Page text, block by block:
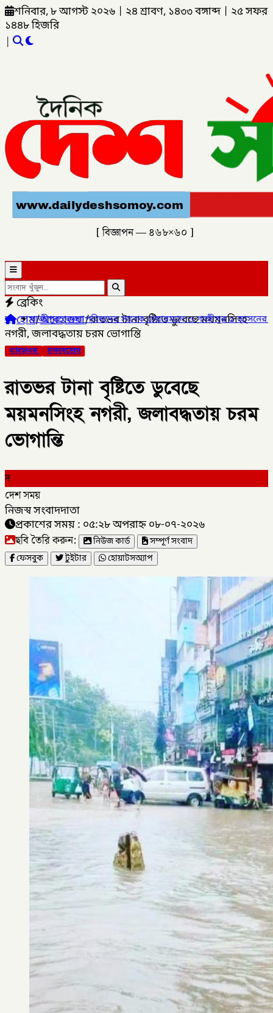
শনিবার, ৮ আগস্ট ২০২৬ ২৪ শ্রাবণ, ১৪৩৩ বঙ্গাব্দ
২৫ সফর
১৪৪৮ হিজরি
|
[ বিজ্ঞাপন — ৪৬৮×৬০ ]
ব্রেকিং
সাবেক চেয়ারম্যান ও গাজীপুর ৫ আসনের সাবেক সংসদ সদস্য
হোম/আবহাওয়া/রাতভর টানা বৃষ্টিতে ডুবেছে ময়মনসিংহ
নগরী, জলাবদ্ধতায় চরম ভোগান্তি
আবহাওয়া জনদূরভোগ
রাতভর টানা বৃষ্টিতে ডুবেছে
ময়মনসিংহ নগরী, জলাবদ্ধতায় চরম
ভোগান্তি
দ
দেশ সময়
নিজস্ব সংবাদদাতা
প্রকাশের সময় : ০৫:২৮ অপরাহ্ন ০৮-০৭-২০২৬
ছবি তৈরি করুন: নিউজ কার্ড
সম্পূর্ণ সংবাদ
ফেসবুক
টুইটার হোয়াটসঅ্যাপ